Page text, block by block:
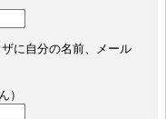
に自分の名前、メール
）